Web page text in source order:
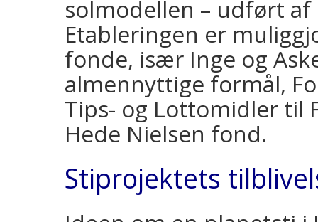
solmodellen – udført
Etableringen er
fonde, især Inge og
almennyttige formål,
Tips- og Lottomidler til
Hede Nielsen fond.
Stiprojektets